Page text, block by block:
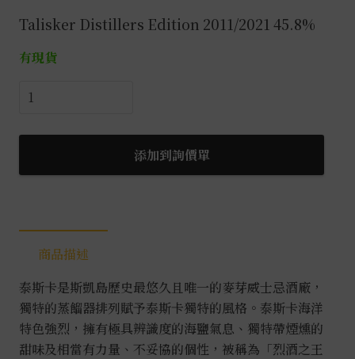
Talisker Distillers Edition 2011/2021 45.8%
有現貨
泰
卡
廠
版
2011/2021
數
量
添加到詢價單
商品描述
泰斯卡是斯凱島歷史最悠久且唯一的麥芽威士忌酒廠，
獨特的蒸餾器排列賦予泰斯卡獨特的風格。泰斯卡海洋
特色強烈，擁有極具辨識度的海鹽氣息、獨特帶煙燻的
甜味及相當有力量、不妥協的個性，被稱為「烈酒之王